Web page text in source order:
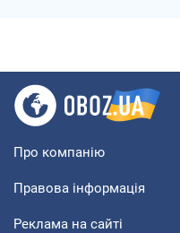
Про компанію
Правова інформація
Реклама на сайті